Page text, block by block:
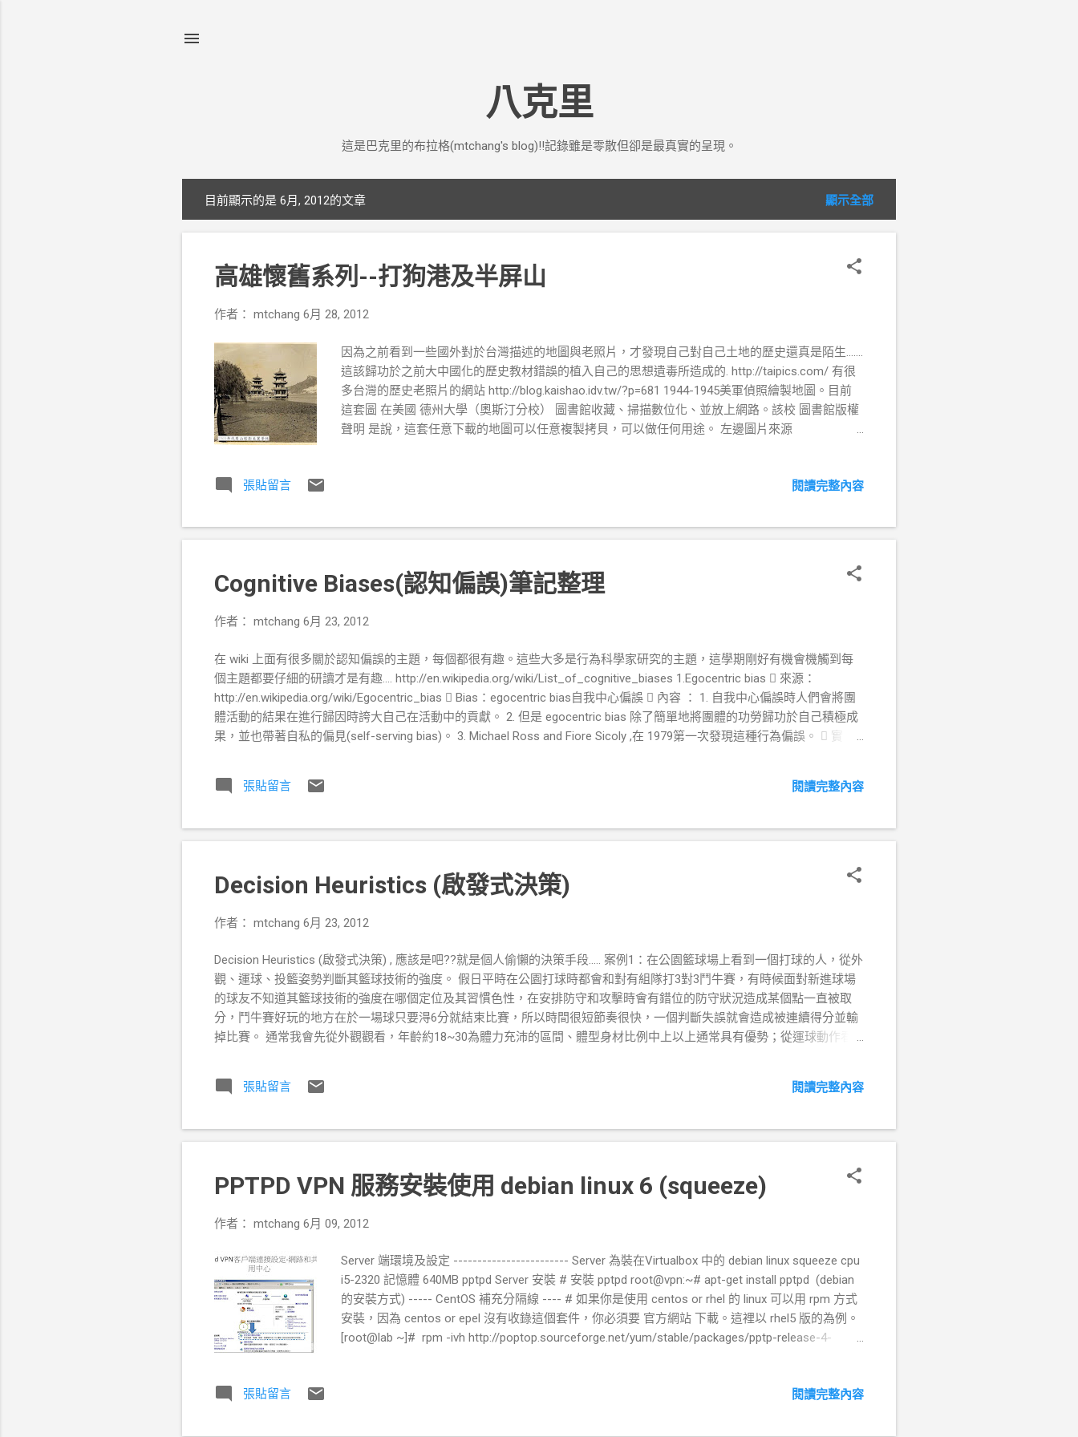
八克里
這是巴克里的布拉格(mtchang's blog)!!記錄雖是零散但卻是最真實的呈現。
表
目前顯示的是 6月, 2012的文章 顯示全部
高雄懷舊系列--打狗港及半屏山
作者： mtchang 6月 28, 2012
因為之前看到一些國外對於台灣描述的地圖與老照片，才發現自己對自己土地的歷史還真是陌生.......
這該歸功於之前大中國化的歷史教材錯誤的植入自己的思想遺毒所造成的. http://taipics.com/ 有很
多台灣的歷史老照片的網站 http://blog.kaishao.idv.tw/?p=681 1944-1945美軍偵照繪製地圖。目前
這套圖 在美國 德州大學（奧斯汀分校） 圖書館收藏、掃描數位化、並放上網路。該校 圖書館版權
聲明 是說，這套任意下載的地圖可以任意複製拷貝，可以做任何用途。 左邊圖片來源
道，但看了這張照片後就懂了..... 左邊圖片來源 http://www.mobile01.com/topicdetail.php?
現代的半屏山，已經停止採礦很久了...但那飄逸的秀髮,已經不見了. 左邊圖片來源
http://www.taiwanfun.com/south/kaoping/articles/0703/0703KaohsiungTW.htm 右邊圖片來源
右邊圖片來源
http://taipics.com/images/cities/kaoshiung2/taiwan_formosa_vintage_history_cities_kaoshiung2
_taipics049.jpg 這是台灣高雄港旗後舊砲台入口 左邊圖片來源
張貼留言 閱讀完整內容
Cognitive Biases(認知偏誤)筆記整理
作者： mtchang 6月 23, 2012
在 wiki 上面有很多關於認知偏誤的主題，每個都很有趣。這些大多是行為科學家研究的主題，這學期剛好有機會機觸到每
個主題都要仔細的研讀才是有趣.... http://en.wikipedia.org/wiki/List_of_cognitive_biases 1.Egocentric bias  來源：
http://en.wikipedia.org/wiki/Egocentric_bias  Bias：egocentric bias自我中心偏誤  內容 ： 1. 自我中心偏誤時人們會將團
體活動的結果在進行歸因時誇大自己在活動中的貢獻。 2. 但是 egocentric bias 除了簡單地將團體的功勞歸功於自己積極成
果，並也帶著自私的偏見(self-serving bias)。 3. Michael Ross and Fiore Sicoly ,在 1979第一次發現這種行為偏誤。  實
自己做的家事的比重，低估了伴侶的貢獻。  心得感想： 1. 他和積極偏見（optimism bias）有點類似，但optimism bias
指的是表現出預期正面結果較可能發生的行為，並忽略負面結果，認為壞事比較不可能發生，或是比較無害。 2. 但是自我
的偏見(self-serving bias)，是指個人他們的成功歸因於內部或個人因素，但他們不好的表現歸於外部條件的影響。  避免
重重難關。說服我們在困境中堅持下去。 3. 但需要定時以全貌的觀點評估所有工作完成的比重評估，如果無法看到或判斷
事情的全貌比重不要輕易的歸因工作責任之區分。 2.Social desirability bias  來源：
張貼留言 閱讀完整內容
Decision Heuristics (啟發式決策)
作者： mtchang 6月 23, 2012
Decision Heuristics (啟發式決策) , 應該是吧??就是個人偷懶的決策手段..... 案例1：在公園籃球場上看到一個打球的人，從外
觀、運球、投籃姿勢判斷其籃球技術的強度。 假日平時在公園打球時都會和對有組隊打3對3鬥牛賽，有時候面對新進球場
的球友不知道其籃球技術的強度在哪個定位及其習慣色性，在安排防守和攻擊時會有錯位的防守狀況造成某個點一直被取
分，鬥牛賽好玩的地方在於一場球只要淂6分就結束比賽，所以時間很短節奏很快，一個判斷失誤就會造成被連續得分並輸
掉比賽。 通常我會先從外觀觀看，年齡約18~30為體力充沛的區間、體型身材比例中上以上通常具有優勢；從運球動作看
於投球的掌握度。從以上三點大概可以簡單區分出球友的特性及強度，在進行組隊及防守安排的搭配配合。 但有遇到無法
準確判斷的狀況，如防守方法錯誤及防守態度不積極造成大量失分、過度自信大量持球出手但低命中率仍無法自覺、求勝意
造成判斷的失誤。 實際案例運用： 此為運用對於人的外觀及簡單的行為預測該員能力的簡易判斷原則。 在找臨時工時，如
其外表行為，並配合實際工作時管理並注意臨時工會有的抽空檔打混等行為，適時的予以管理在收放間拿捏恰當則可得到最
佳的工作效果。 為何有效： 在職業運動，通常身體素質的優異佔有大多數的優勢比例，尤其是籃球運動身高高、速度快即
況知道處理的狀況與對這問題的理解程度。 在管院工作時，常遇到有同仁反應某某教室網路不通，經過簡單的詢問是開網
不通的狀況，並 ping 存在於各樓層的交換器，如果只有該間教室有問題則就是個案。這樣的判斷流程通常在教育訓練時都
會說明但是實際遇到問題時，員工是否能正確的判斷問題並解決問題，...
張貼留言 閱讀完整內容
PPTPD VPN 服務安裝使用 debian linux 6 (squeeze)
作者： mtchang 6月 09, 2012
Server 端環境及設定 ------------------------ Server 為裝在Virtualbox 中的 debian linux squeeze cpu
i5-2320 記憶體 640MB pptpd Server 安裝 # 安裝 pptpd root@vpn:~# apt-get install pptpd (debian
的安裝方式) ----- CentOS 補充分隔線 ---- # 如果你是使用 centos or rhel 的 linux 可以用 rpm 方式
安裝，因為 centos or epel 沒有收錄這個套件，你必須要 官方網站 下載。這裡以 rhel5 版的為例。
[root@lab ~]# rpm -ivh http://poptop.sourceforge.net/yum/stable/packages/pptp-release-4-
幾乎一樣 # 主要設定檔 /etc/pptpd.conf # 選項設定檔 /etc/ppp/options.pptpd # 登入帳號設定檔
連入的客戶端取得的 ip 範圍 (remoteip) root@vpn:~# vim /etc/pptpd.conf localip 192.168.194.254
張貼留言 閱讀完整內容